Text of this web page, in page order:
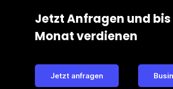
Jetzt Anfragen und bis
Monat verdienen
Jetzt anfragen